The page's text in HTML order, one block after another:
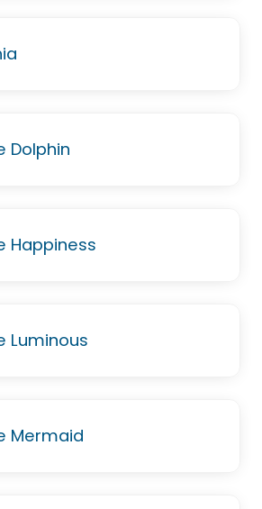
Dolphin
Happiness
Luminous
Mermaid